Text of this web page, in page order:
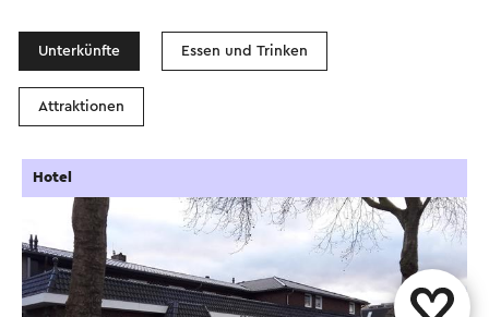
Unterkünfte Essen und Trinken
Attraktionen
Hotel